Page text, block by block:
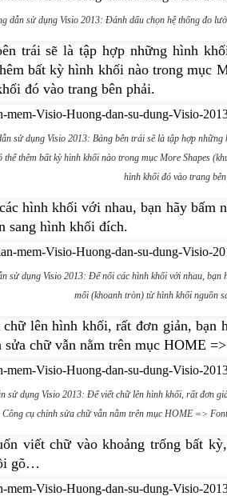
dẫn sử dụng Visio 2013: Đánh dấu chọn hệ thống đo
trái sẽ là tập hợp những hình
bất kỳ hình khối nào trong mục
đó vào trang bên phải.
sử dụng Visio 2013: Bảng bên trái sẽ là tập hợp
thể thêm bất kỳ hình khối nào trong mục More Shapes
hình khối đó vào trang
hình khối với nhau, bạn hãy bấm
sang hình khối đích.
sử dụng Visio 2013: Để nối các hình khối với nhau, bạn
mối (khoanh tròn) từ hình khối nguồn
lên hình khối, rất đơn giản, bạn
sửa chữ vẫn nằm trên mục HOME
sử dụng Visio 2013: Để viết chữ lên hình khối, rất đơn
Công cụ chỉnh sửa chữ vẫn nằm trên mục HOME =>
viết chữ vào khoảng trống bất
gõ…